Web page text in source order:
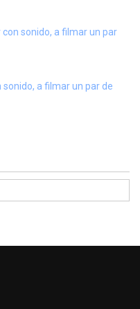
con sonido, a filmar un par
sonido, a filmar un par de